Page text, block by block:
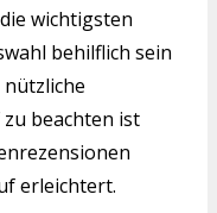
wichtigsten
behilflich sein
beachten ist
erleichtert.